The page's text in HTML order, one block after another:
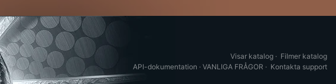
Visar katalog · Filmer katalog
API-dokumentation · VANLIGA FRÅGOR · Kontakta support